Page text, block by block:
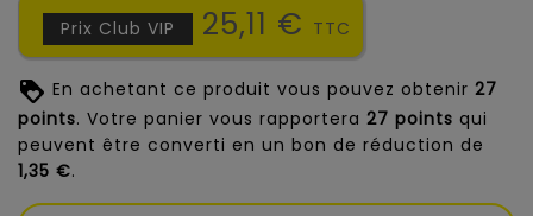
Prix Club VIP 25,11 € TTC
En achetant ce produit vous pouvez obtenir 27
points. Votre panier vous rapportera 27 points qui
peuvent être converti en un bon de réduction de
1,35 €.